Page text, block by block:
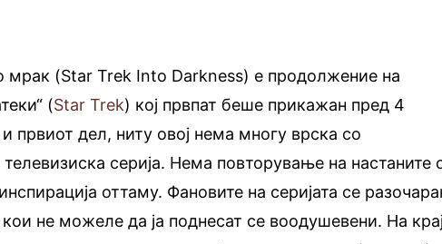
мрак (Star Trek Into Darkness) е продолжение на
(Star Trek) кој првпат беше прикажан пред 4
првиот дел, ниту овој нема многу врска со
телевизиска серија. Нема повторување на настаните
оттаму. Фановите на серијата се
не можеле да ја поднесат се воодушевени. На